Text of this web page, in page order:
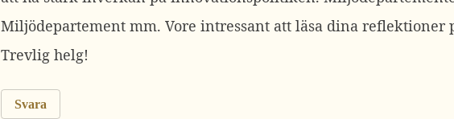
Miljödepartement mm. Vore intressant att läsa dina reflektioner
Trevlig helg!
Svara